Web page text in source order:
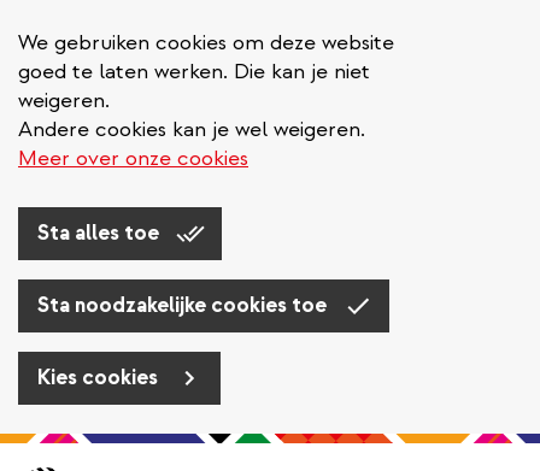
We gebruiken cookies om deze website
goed te laten werken. Die kan je niet
weigeren.
Andere cookies kan je wel weigeren.
Meer over onze cookies
Sta alles toe
Sta noodzakelijke cookies toe
Kies cookies
Overslaan